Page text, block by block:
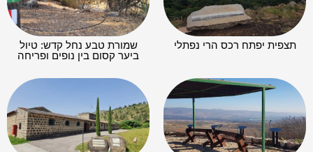
תצפית יפתח רכס הרי נפתלי
שמורת טבע נחל קדש: טיול
ביער קסום בין נופים ופריחה